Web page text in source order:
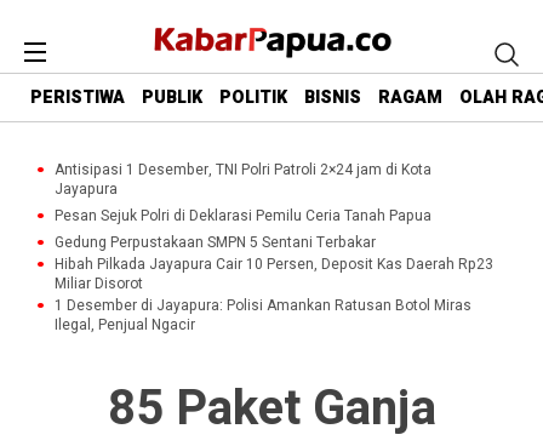
PERISTIWA PUBLIK POLITIK BISNIS RAGAM OLAH
Antisipasi 1 Desember, TNI Polri Patroli 2×24 jam di Kota
Jayapura
Pesan Sejuk Polri di Deklarasi Pemilu Ceria Tanah Papua
Gedung Perpustakaan SMPN 5 Sentani Terbakar
Hibah Pilkada Jayapura Cair 10 Persen, Deposit Kas Daerah Rp23
Miliar Disorot
1 Desember di Jayapura: Polisi Amankan Ratusan Botol Miras
Ilegal, Penjual Ngacir
85 Paket Ganja